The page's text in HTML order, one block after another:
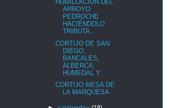
HUMILLACIÓN DEL
ARROYO
PEDROCHE
HACIÉNDOLO
TRIBUTA...
CORTIJO DE SAN
DIEGO,
BANCALES,
ALBERCA,
HUMEDAL Y...
CORTIJO MESA DE
LA MARQUESA